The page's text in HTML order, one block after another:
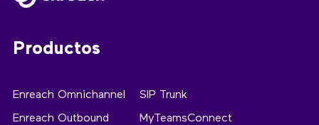
Productos
Enreach Omnichannel
Enreach Outbound
SIP Trunk
MyTeamsConnect